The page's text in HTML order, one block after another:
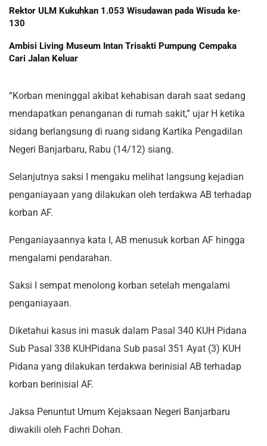
Rektor ULM Kukuhkan 1.053 Wisudawan pada Wisuda ke-
130
Ambisi Living Museum Intan Trisakti Pumpung Cempaka
Cari Jalan Keluar
“Korban meninggal akibat kehabisan darah saat sedang
mendapatkan penanganan di rumah sakit,” ujar H ketika
sidang berlangsung di ruang sidang Kartika Pengadilan
Negeri Banjarbaru, Rabu (14/12) siang.
Selanjutnya saksi I mengaku melihat langsung kejadian
penganiayaan yang dilakukan oleh terdakwa AB terhadap
korban AF.
Penganiayaannya kata I, AB menusuk korban AF hingga
mengalami pendarahan.
Saksi I sempat menolong korban setelah mengalami
penganiayaan.
Diketahui kasus ini masuk dalam Pasal 340 KUH Pidana
Sub Pasal 338 KUHPidana Sub pasal 351 Ayat (3) KUH
Pidana yang dilakukan terdakwa berinisial AB terhadap
korban berinisial AF.
Jaksa Penuntut Umum Kejaksaan Negeri Banjarbaru
diwakili oleh Fachri Dohan.